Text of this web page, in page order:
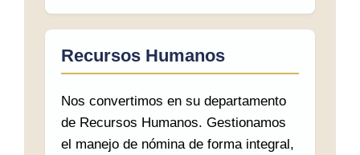
Recursos Humanos
Nos convertimos en su departamento
de Recursos Humanos. Gestionamos
el manejo de nómina de forma integral,